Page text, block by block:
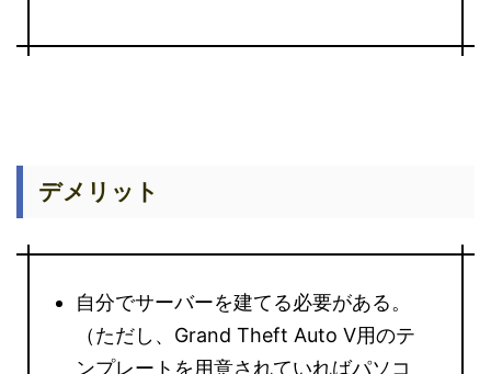
デメリット
自分でサーバーを建てる必要がある。
（ただし、Grand Theft Auto V用のテ
ンプレートを用意されていればパソコ